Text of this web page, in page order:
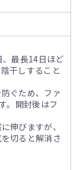
最長14日ほど
干しすること
ぐため、ファ
。開封後はフ
伸びますが、
切ると解消さ